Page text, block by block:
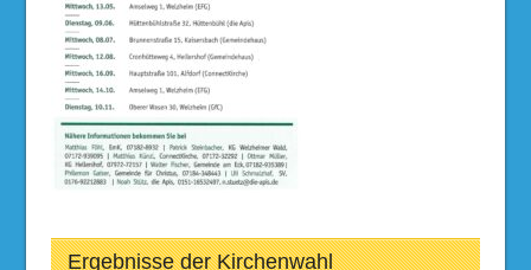
Ergebnisse der Kirchenwahl